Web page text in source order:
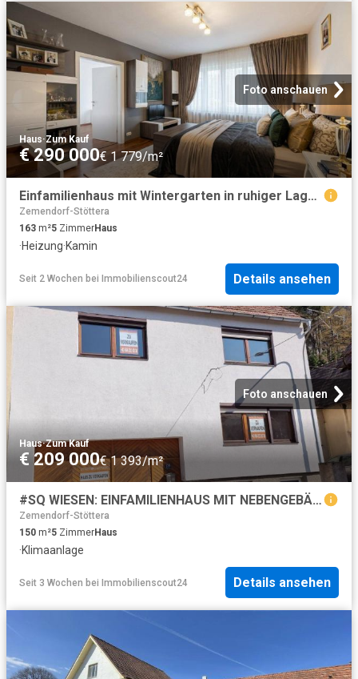
Foto anschauen
Haus·Zum Kauf
€ 290 000€ 1 779/m²
Einfamilienhaus mit Wintergarten in ruhiger Lage | 45 min von Wien
Zemendorf-Stöttera
163 m²5 ZimmerHaus
·Heizung·Kamin
Seit 2 Wochen bei Immobilienscout24 Details ansehen
Foto anschauen
Haus·Zum Kauf
€ 209 000€ 1 393/m²
#SQ WIESEN: EINFAMILIENHAUS MIT NEBENGEBÄUDE
Zemendorf-Stöttera
150 m²5 ZimmerHaus
·Klimaanlage
Seit 3 Wochen bei Immobilienscout24 Details ansehen